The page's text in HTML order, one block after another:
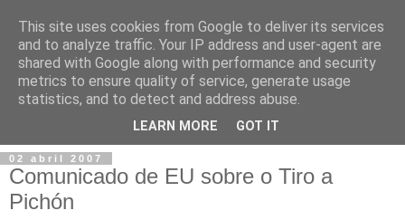
02 abril 2007
Comunicado de EU sobre o Tiro a
Pichón
This site uses cookies from Google to deliver its services
and to analyze traffic. Your IP address and user-agent are
shared with Google along with performance and security
metrics to ensure quality of service, generate usage
statistics, and to detect and address abuse.
LEARN MORE GOT IT